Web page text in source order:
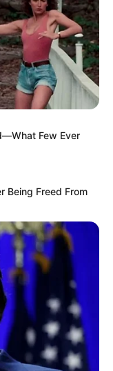
Few Ever
Being Freed From